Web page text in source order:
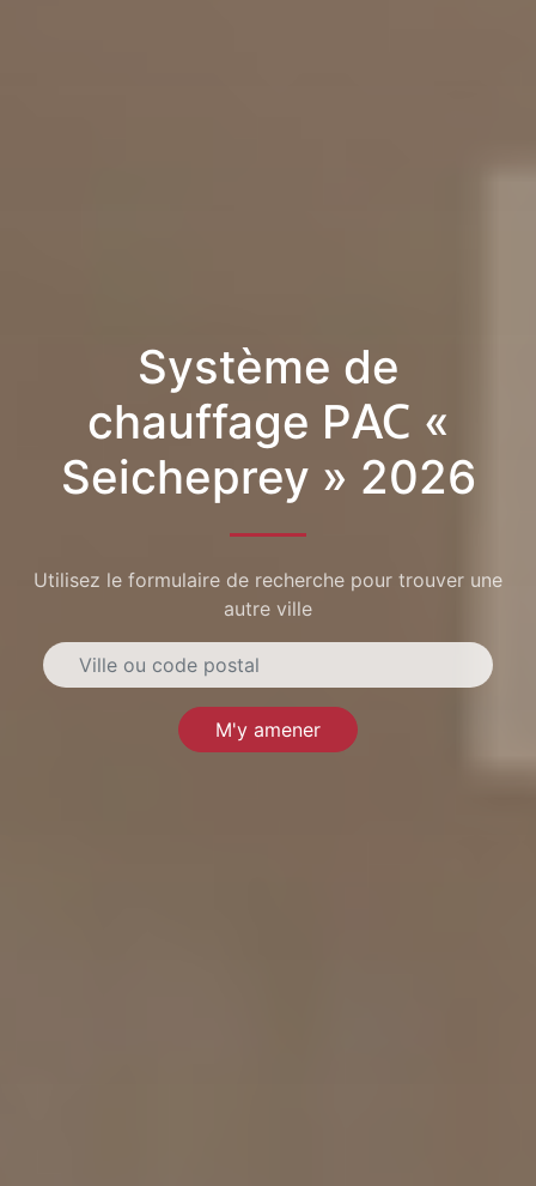
Système de
chauffage PAC «
Seicheprey » 2026
Utilisez le formulaire de recherche pour trouver une
autre ville
M'y amener